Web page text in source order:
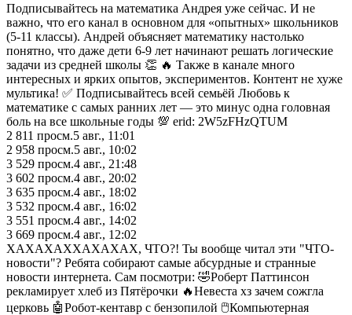
Подписывайтесь на математика Андрея уже сейчас. И не
важно, что его канал в основном для «опытных» школьников
(5-11 классы). Андрей объясняет математику настолько
понятно, что даже дети 6-9 лет начинают решать логические
задачи из средней школы 👏 🔥 Также в канале много
интересных и ярких опытов, экспериментов. Контент не хуже
мультика! ✅ Подписывайтесь всей семьёй Любовь к
математике с самых ранних лет — это минус одна головная
боль на все школьные годы 💯 erid: 2W5zFHzQTUM
2 811 просм.5 авг., 11:01
2 958 просм.5 авг., 10:02
3 529 просм.4 авг., 21:48
3 602 просм.4 авг., 20:02
3 635 просм.4 авг., 18:02
3 532 просм.4 авг., 16:02
3 551 просм.4 авг., 14:02
3 669 просм.4 авг., 12:02
ХАХАХАХХАХАХАХ, ЧТО?! Ты вообще читал эти "ЧТО-
новости"? Ребята собирают самые абсурдные и странные
новости интернета. Сам посмотри: 🤣Роберт Паттинсон
рекламирует хлеб из Пятёрочки 🔥Невеста хз зачем сожгла
церковь 🤖Робот-кентавр с бензопилой 🖱️Компьютерная